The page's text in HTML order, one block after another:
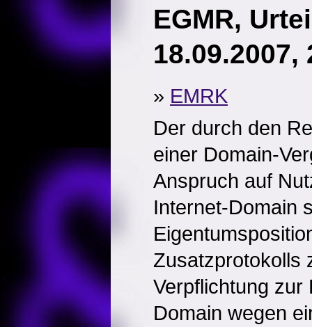
EGMR,
18.09.2007,
» EMRK
Der durch den
einer Domain-
Anspruch auf
Internet-Domain
Zusatzprotokolls
Verpflichtung zur
Domain wegen